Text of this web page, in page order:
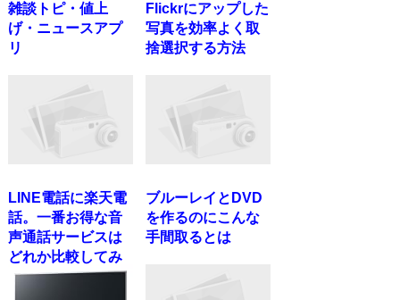
雑談トピ・値上
げ・ニュースアプ
リ
Flickrにアップした
写真を効率よく取
捨選択する方法
LINE電話に楽天電
話。一番お得な音
声通話サービスは
どれか比較してみ
た...
ブルーレイとDVD
を作るのにこんな
手間取るとは